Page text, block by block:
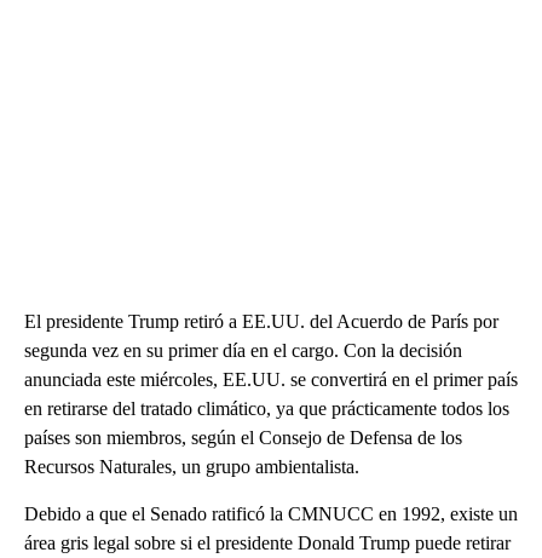
El presidente Trump retiró a EE.UU. del Acuerdo de París por
segunda vez en su primer día en el cargo. Con la decisión
anunciada este miércoles, EE.UU. se convertirá en el primer país
en retirarse del tratado climático, ya que prácticamente todos los
países son miembros, según el Consejo de Defensa de los
Recursos Naturales, un grupo ambientalista.
Debido a que el Senado ratificó la CMNUCC en 1992, existe un
área gris legal sobre si el presidente Donald Trump puede retirar